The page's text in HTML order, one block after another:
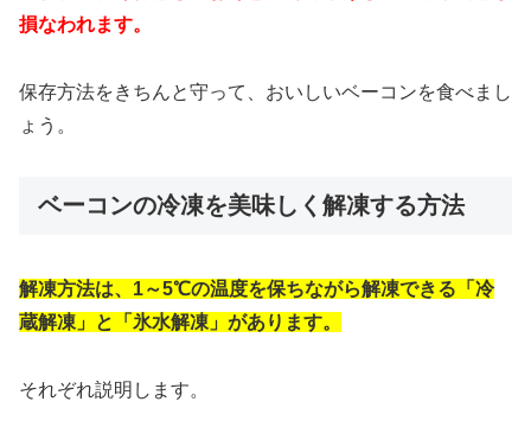
損なわれます。
保存方法をきちんと守って、おいしいベーコンを食べまし
ょう。
ベーコンの冷凍を美味しく解凍する方法
解凍方法は、1～5℃の温度を保ちながら解凍できる「冷
蔵解凍」と「氷水解凍」があります。
それぞれ説明します。